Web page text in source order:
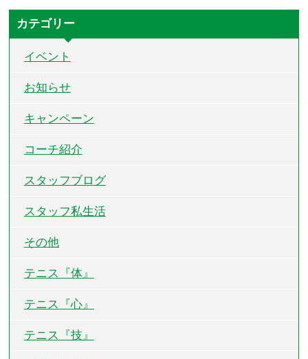
カテゴリー
イベント
お知らせ
キャンペーン
コーチ紹介
スタッフブログ
スタッフ私生活
その他
テニス『体』
テニス『心』
テニス『技』